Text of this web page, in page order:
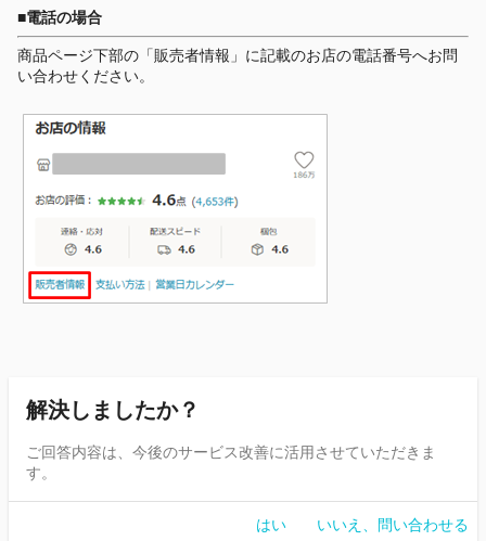
■電話の場合
商品ページ下部の「販売者情報」に記載のお店の電話番号へお問
い合わせください。
解決しましたか？
ご回答内容は、今後のサービス改善に活用させていただきま
す。
はい いいえ、問い合わせる